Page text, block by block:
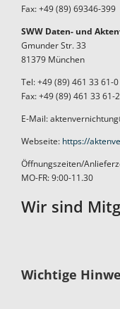
Fax: +49 (89) 69346-399
SWW Daten- und
Gmunder Str. 33
81379 München
Tel: +49 (89) 461 33 61-0
Fax: +49 (89) 461 33 61-
E-Mail:
Webseite: https://
Öffnungszeiten/
MO-FR: 9:00-11.30
Wir sind
Wichtige